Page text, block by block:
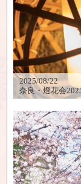
2025/08/22
奈良・燈花会